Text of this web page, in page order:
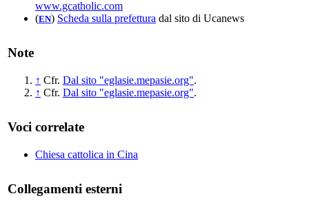
www.gcatholic.com
(EN) Scheda sulla prefettura dal sito di Ucanews
Note
↑ Cfr. Dal sito "eglasie.mepasie.org".
↑ Cfr. Dal sito "eglasie.mepasie.org".
Voci correlate
Chiesa cattolica in Cina
Collegamenti esterni